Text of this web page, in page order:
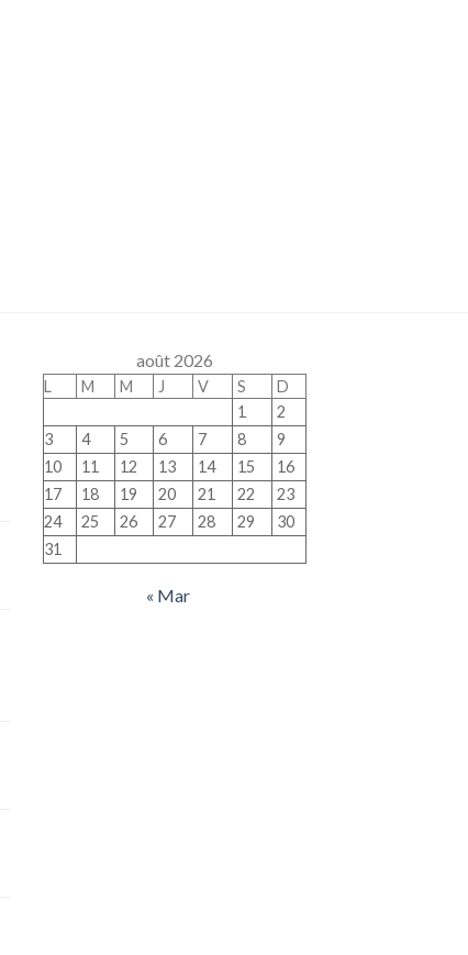
août 2026
L M M J V S
D
1
2
3
4 5 6 7 8
9
10
11 12 13 14 15
16
17
18 19 20 21 22
23
24
25 26 27 28 29
30
31
« Mar